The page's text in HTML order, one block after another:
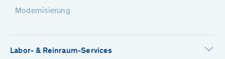
Modernisierung
Labor- & Reinraum-Services